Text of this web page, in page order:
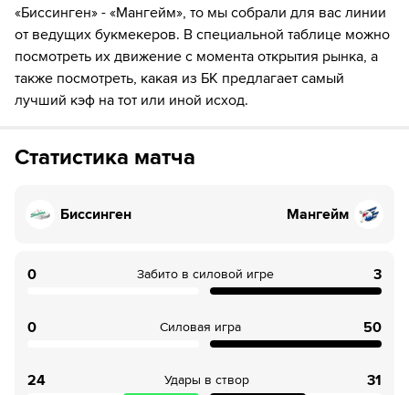
46ШАЙБА!
46 Игрок "Биссинген" Guillaume Naud забивает шайбу!
48 ШАЙБА!
53 Временное удаление игрока "Биссинген" C.J. Stretch
57 ШАЙБА!
«Биссинген» - «Мангейм», то мы собрали для вас линии
от ведущих букмекеров. В специальной таблице можно
посмотреть их движение с момента открытия рынка, а
также посмотреть, какая из БК предлагает самый
лучший кэф на тот или иной исход.
Статистика матча
Биссинген Мангейм
0 Забито в силовой игре 3
0 Силовая игра 50
24 Удары в створ 31